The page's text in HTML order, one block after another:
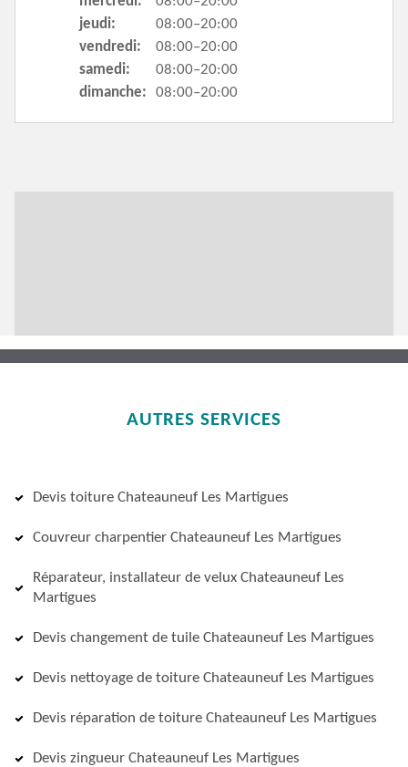
jeudi:
08:00–20:00
vendredi:
08:00–20:00
samedi:
08:00–20:00
dimanche:
08:00–20:00
AUTRES SERVICES
Devis toiture Chateauneuf Les Martigues
Couvreur charpentier Chateauneuf Les Martigues
Réparateur, installateur de velux Chateauneuf Les
Martigues
Devis changement de tuile Chateauneuf Les Martigues
Devis nettoyage de toiture Chateauneuf Les Martigues
Devis réparation de toiture Chateauneuf Les Martigues
Devis zingueur Chateauneuf Les Martigues